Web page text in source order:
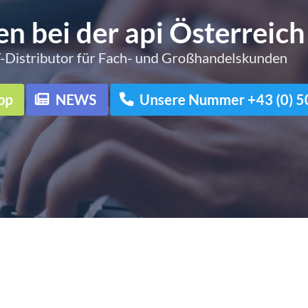
bei der api
Distributor für Fach- und Großhandelskunden
NEWS Unsere Nummer +43 (0)